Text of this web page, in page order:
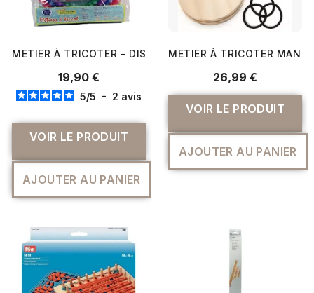
METIER À TRICOTER - DISTRIFIL
19,90 €
5/5 - 2 avis
VOIR LE PRODUIT
AJOUTER AU PANIER
METIER À TRICOTER
26,99 €
VOIR LE PRODUIT
AJOUTER AU PANIER